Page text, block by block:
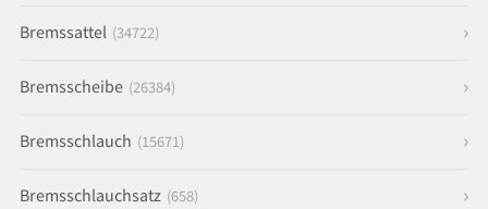
Bremssattel (34722)
Bremsscheibe (26384)
Bremsschlauch (15671)
Bremsschlauchsatz (658)